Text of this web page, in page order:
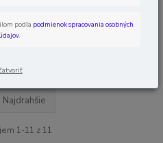
a tablety
Najdrahšie
1-11 z 11
podľa podmienok spracovania osobných
údajov.